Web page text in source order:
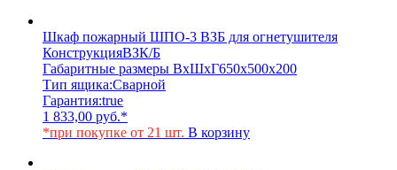
Шкаф пожарный ШПО-3 ВЗБ для огнетушителя
КонструкцияВЗК/Б
Габаритные размеры ВхШхГ650х500х200
Тип ящика:Сварной
Гарантия:true
1 833,00 руб.*
*при покупке от 21 шт. В корзину